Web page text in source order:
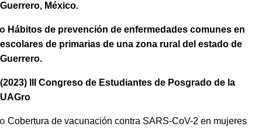
Guerrero, México.
o Hábitos de prevención de enfermedades comunes en
escolares de primarias de una zona rural del estado de
Guerrero.
(2023) III Congreso de Estudiantes de Posgrado de la
UAGro
o Cobertura de vacunación contra SARS-CoV-2 en mujeres